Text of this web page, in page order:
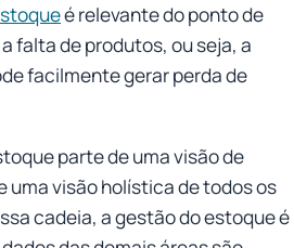
é relevante do ponto de
falta de produtos, ou seja, a
facilmente gerar perda de
parte de uma visão de
uma visão holística de todos os
cadeia, a gestão do estoque é